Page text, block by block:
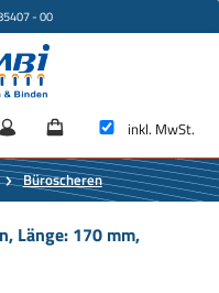
- 00
inkl. MwSt.
Büroscheren
Länge: 170 mm,